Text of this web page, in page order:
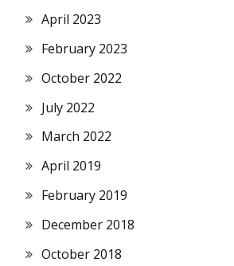
April 2023
February 2023
October 2022
July 2022
March 2022
April 2019
February 2019
December 2018
October 2018